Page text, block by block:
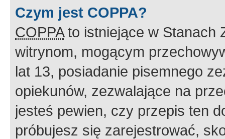
Czym jest COPPA?
COPPAto istniejące w Stanach
witrynom, mogącym
lat 13, posiadanie pisemnego
opiekunów, zezwalające na
jesteś pewien, czy przepis ten
próbujesz się zarejestrować,